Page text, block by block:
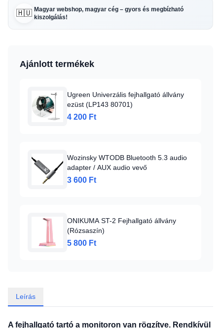
🇭🇺 Magyar webshop, magyar cég – gyors és megbízható
kiszolgálás!
Ajánlott termékek
Ugreen Univerzális fejhallgató állvány
ezüst (LP143 80701)
4 200 Ft
Wozinsky WTODB Bluetooth 5.3 audio
adapter / AUX audio vevő
3 600 Ft
ONIKUMA ST-2 Fejhallgató állvány
(Rózsaszín)
5 800 Ft
Leírás
A fejhallgató tartó a monitoron van rögzítve. Rendkívül